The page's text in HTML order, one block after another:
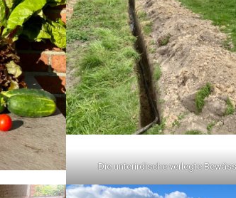
Die unterirdische verlegte